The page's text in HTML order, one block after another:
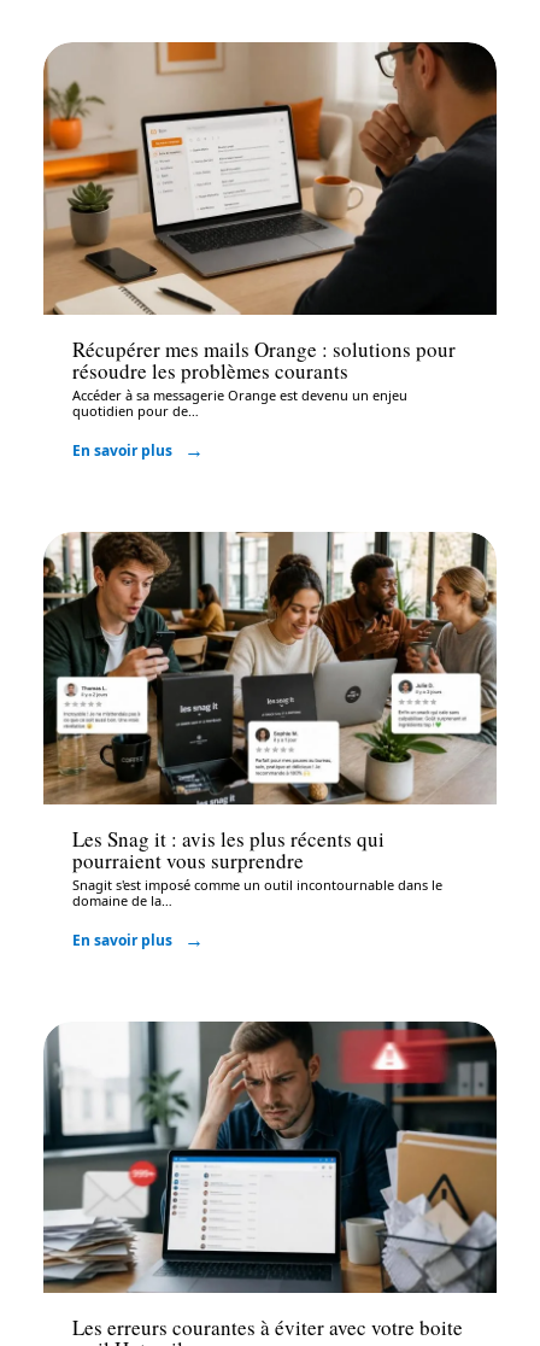
Bureautique
Récupérer mes mails Orange : solutions pour
résoudre les problèmes courants
Accéder à sa messagerie Orange est devenu un enjeu
quotidien pour de
En savoir plus
Bureautique
Les Snag it : avis les plus récents qui
pourraient vous surprendre
Snagit s'est imposé comme un outil incontournable dans le
domaine de la…
En savoir plus
Bureautique
Les erreurs courantes à éviter avec votre boite